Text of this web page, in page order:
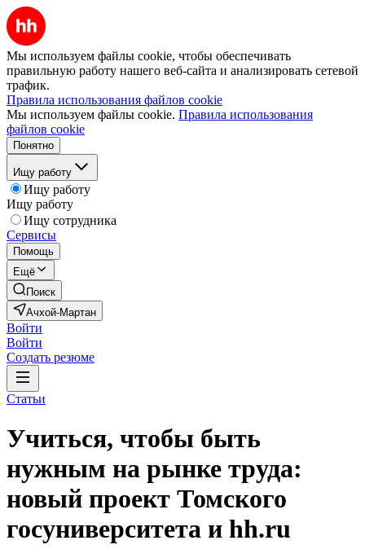
Мы используем файлы cookie, чтобы обеспечивать
правильную работу нашего веб-сайта и анализировать сетевой
трафик.
Правила использования файлов cookie
Мы используем файлы cookie. Правила использования
файлов cookie
Понятно
Ищу работу
Ищу работу
Ищу работу
Ищу сотрудника
Сервисы
Помощь
Ещё
Поиск
Ачхой-Мартан
Войти
Войти
Создать резюме
Статьи
Учиться, чтобы быть
нужным на рынке труда:
новый проект Томского
госуниверситета и hh.ru